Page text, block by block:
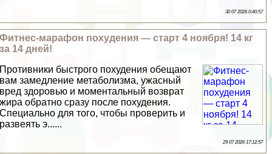
30 07 2026 0:40:57
Фитнес-марафон похудения — старт 4 ноября! 14 кг
за 14 дней!
Противники быстрого похудения обещают
вам замедление метаболизма, ужасный
вред здоровью и моментальный возврат
жира обратно сразу после похудения.
Специально для того, чтобы проверить и
развеять э......
29 07 2026 17:12:57